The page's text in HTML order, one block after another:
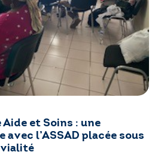
et Soins : une
l’ASSAD placée sous